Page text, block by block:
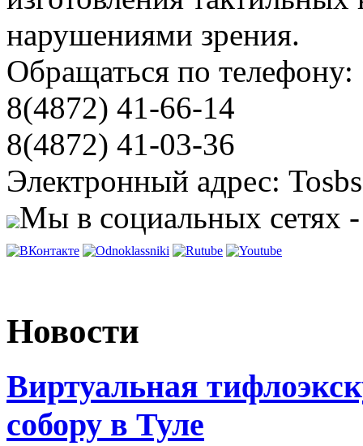
нарушениями зрения.
Обращаться по телефону:
8(4872) 41-66-14
8(4872) 41-03-36
Электронный адрес:
Мы в социальных сетях
Новости
Виртуальная
собору в Туле